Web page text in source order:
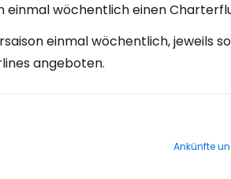
einmal wöchentlich einen
einmal wöchentlich, jeweils
angeboten.
Ankünfte